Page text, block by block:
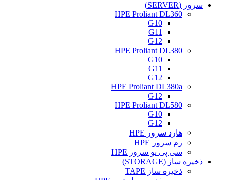
سرور (SERVER)
HPE Proliant DL360
G10
G11
G12
HPE Proliant DL380
G10
G11
G12
HPE Proliant DL380a
G12
HPE Proliant DL580
G10
G12
هارد سرور HPE
رم سرور HPE
سی پی یو سرور HPE
ذخیره ساز (STORAGE)
ذخیره ساز TAPE